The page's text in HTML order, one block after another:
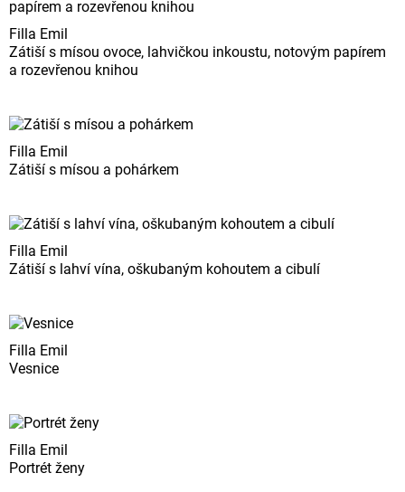
Filla Emil
Zátiší s mísou ovoce, lahvičkou inkoustu, notovým papírem
a rozevřenou knihou
Filla Emil
Zátiší s mísou a pohárkem
Filla Emil
Zátiší s lahví vína, oškubaným kohoutem a cibulí
Filla Emil
Vesnice
Filla Emil
Portrét ženy